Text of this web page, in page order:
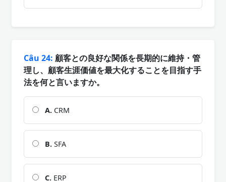
Câu 24: 顧客との良好な関係を長期的に維持・管
理し、顧客生涯価値を最大化することを目指す手
法を何と言いますか。
A. CRM
B. SFA
C. ERP